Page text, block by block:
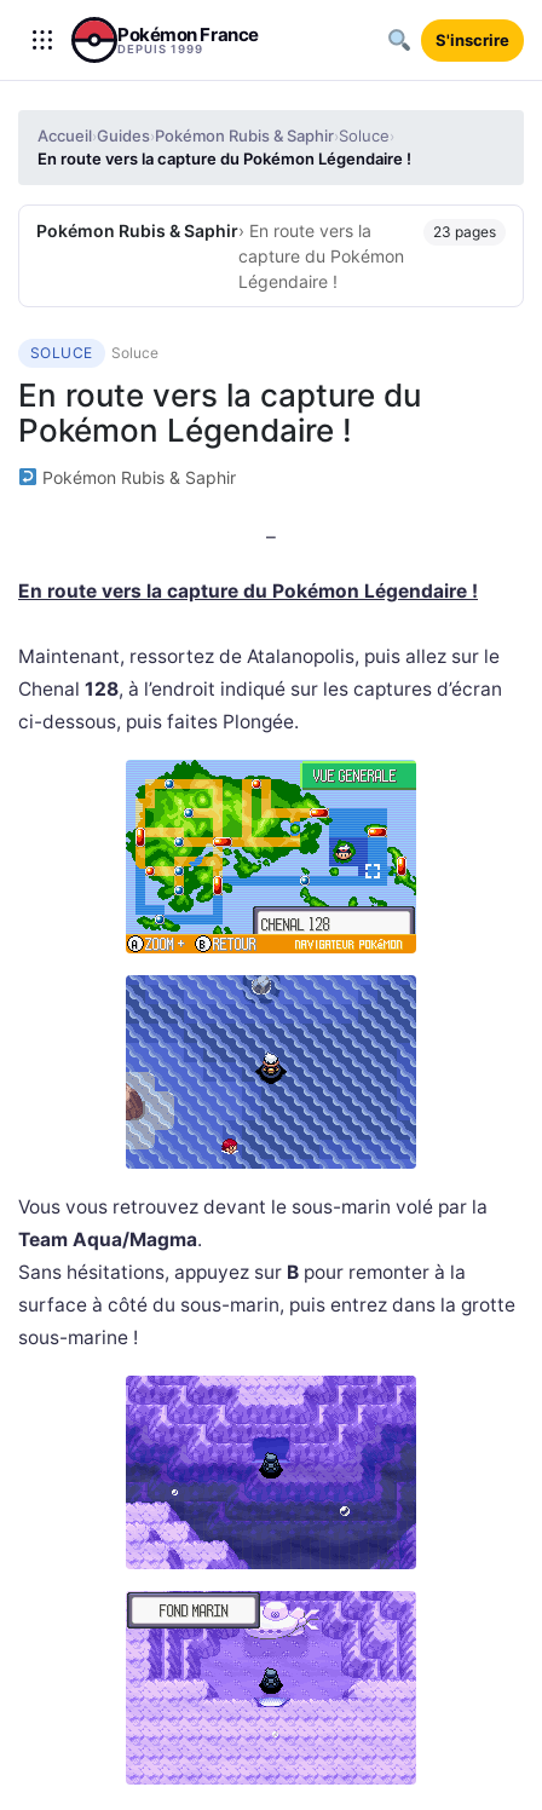
Aller au contenu
Pokémon France
DEPUIS 1999 S'inscrire
Accueil›Guides›Pokémon Rubis & Saphir›Soluce›
En route vers la capture du Pokémon Légendaire !
Pokémon Rubis & Saphir› En route vers la
capture du Pokémon
Légendaire !
23 pages
SOLUCE Soluce
En route vers la capture du
Pokémon Légendaire !
Pokémon Rubis & Saphir
–
En route vers la capture du Pokémon Légendaire !
Maintenant, ressortez de Atalanopolis, puis allez sur le
Chenal 128, à l’endroit indiqué sur les captures d’écran
ci-dessous, puis faites Plongée.
Vous vous retrouvez devant le sous-marin volé par la
Team Aqua/Magma.
Sans hésitations, appuyez sur B pour remonter à la
surface à côté du sous-marin, puis entrez dans la grotte
sous-marine !